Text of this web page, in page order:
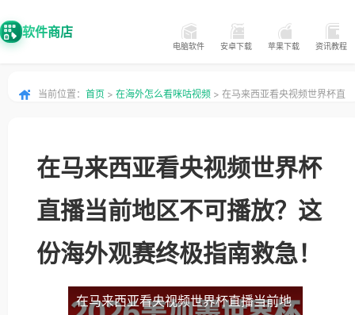
软件商店
电脑软件 安卓下载 苹果下载 资讯教程
当前位置： 首页 > 在海外怎么看咪咕视频 > 在马来西亚看央视频世界杯直
在马来西亚看央视频世界杯
直播当前地区不可播放？这
份海外观赛终极指南救急！
在马来西亚看央视频世界杯直播当前地